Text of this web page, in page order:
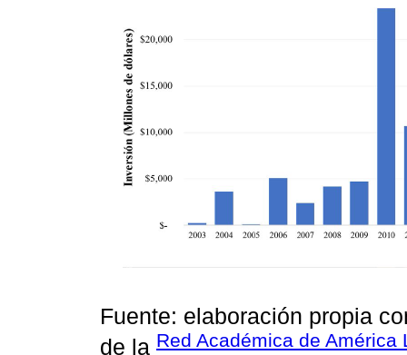
Fuente: elaboración propia
de la Red Académica de